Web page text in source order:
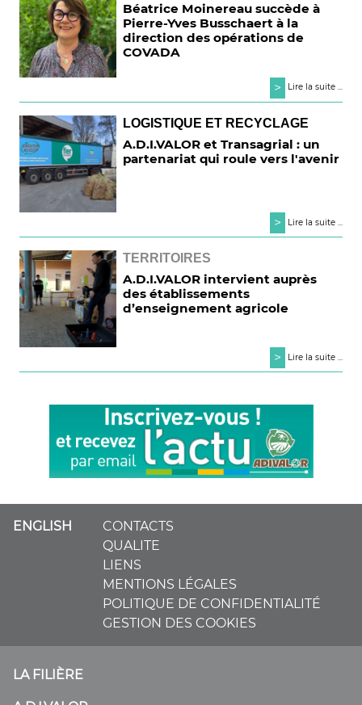
Béatrice Moinereau succède à
Pierre-Yves Busschaert à la
direction des opérations de
COVADA
> Lire la suite ...
LOGISTIQUE ET RECYCLAGE
A.D.I.VALOR et Transagrial : un
partenariat qui roule vers l'avenir
> Lire la suite ...
TERRITOIRES
A.D.I.VALOR intervient auprès
des établissements
d’enseignement agricole
> Lire la suite ...
ENGLISH
CONTACTS
QUALITE
LIENS
MENTIONS LÉGALES
POLITIQUE DE CONFIDENTIALITÉ
GESTION DES COOKIES
LA FILIÈRE